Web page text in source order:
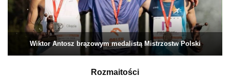
Wiktor Antosz brązowym medalistą Mistrzostw Polski
Rozmaitości